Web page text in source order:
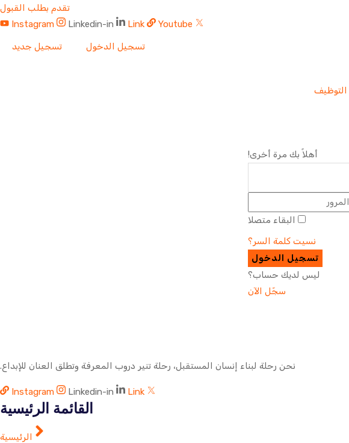
تقدم بطلب القبول
Instagram
Linkedin-in Link Youtube
تسجيل الدخول تسجيل جديد
التوظيف
أهلاً بك مرة أخرى!
البقاء متصلا
نسيت كلمة السر؟
تسجيل الدخول
ليس لديك حساب؟
سجّل الآن
نحن رحلة لبناء إنسان المستقبل، رحلة تنير دروب المعرفة وتطلق العنان للإبداع.
Instagram Linkedin-in Link
القائمة الرئيسية
الرئيسية